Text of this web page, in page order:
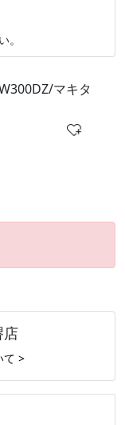
マキタ
て >